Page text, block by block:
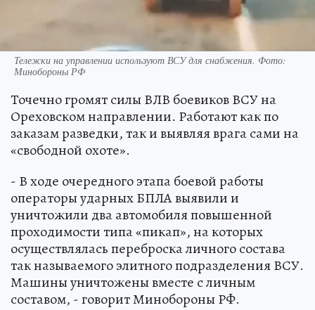
Тележки на управлении используют ВСУ для снабжения. Фото:
Минобороны РФ
Точечно громят силы ВЛВ боевиков ВСУ на
Ореховском направлении. Работают как по
заказам разведки, так и выявляя врага сами на
«свободной охоте».
- В ходе очередного этапа боевой работы
операторы ударных БПЛА выявили и
уничтожили два автомобиля повышенной
проходимости типа «пикап», на которых
осуществлялась переброска личного состава
так называемого элитного подразделения ВСУ.
Машины уничтожены вместе с личным
составом, - говорит Минобороны РФ.